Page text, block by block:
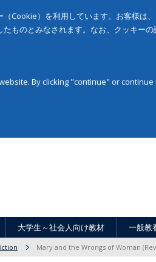
Cookie）を利用しています。お客様は
ものとみなされます。なお、クッキーの
By clicking "continue" or
大学生～社会人向け教材 一般教
Mary and the Wrongs of Woman